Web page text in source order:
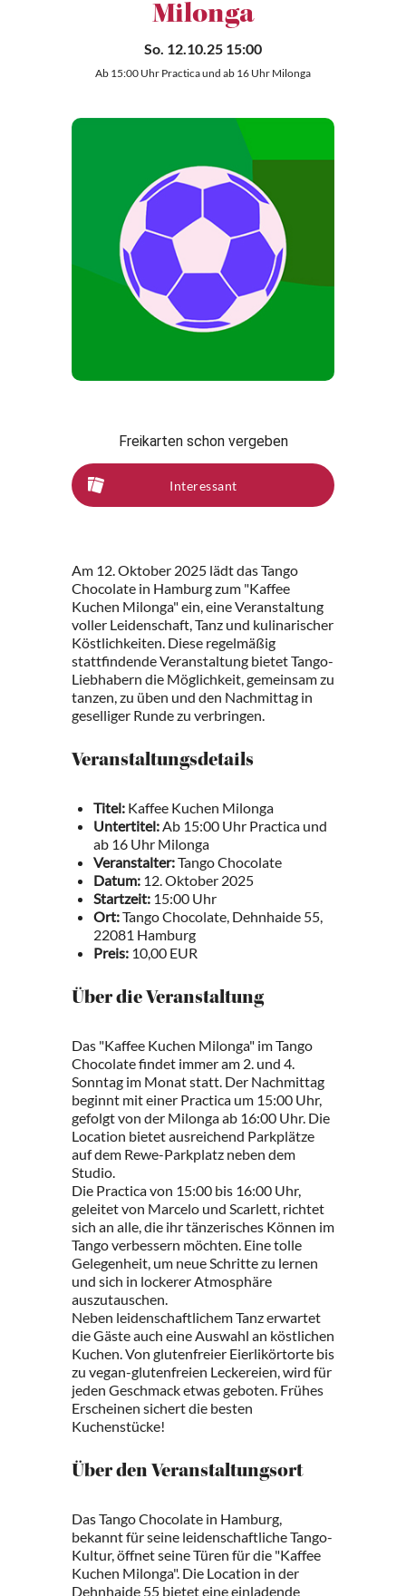
Milonga
So. 12.10.25 15:00
Ab 15:00 Uhr Practica und ab 16 Uhr Milonga
Freikarten schon vergeben
Interessant
Am 12. Oktober 2025 lädt das Tango
Chocolate in Hamburg zum "Kaffee
Kuchen Milonga" ein, eine Veranstaltung
voller Leidenschaft, Tanz und kulinarischer
Köstlichkeiten. Diese regelmäßig
stattfindende Veranstaltung bietet Tango-
Liebhabern die Möglichkeit, gemeinsam zu
tanzen, zu üben und den Nachmittag in
geselliger Runde zu verbringen.
Veranstaltungsdetails
Titel: Kaffee Kuchen Milonga
Untertitel:Ab 15:00 Uhr Practica und
ab 16 Uhr Milonga
Veranstalter:Tango Chocolate
Datum: 12. Oktober 2025
Startzeit: 15:00 Uhr
Ort:Tango Chocolate, Dehnhaide 55,
22081 Hamburg
Preis: 10,00 EUR
Über die Veranstaltung
Das "Kaffee Kuchen Milonga" im Tango
Chocolate findet immer am 2. und 4.
Sonntag im Monat statt. Der Nachmittag
beginnt mit einer Practica um 15:00 Uhr,
gefolgt von der Milonga ab 16:00 Uhr. Die
Location bietet ausreichend Parkplätze
auf dem Rewe-Parkplatz neben dem
Studio.
Die Practica von 15:00 bis 16:00 Uhr,
geleitet von Marcelo und Scarlett, richtet
sich an alle, die ihr tänzerisches Können im
Tango verbessern möchten. Eine tolle
Gelegenheit, um neue Schritte zu lernen
und sich in lockerer Atmosphäre
auszutauschen.
Neben leidenschaftlichem Tanz erwartet
die Gäste auch eine Auswahl an köstlichen
Kuchen. Von glutenfreier Eierlikörtorte bis
zu vegan-glutenfreien Leckereien, wird für
jeden Geschmack etwas geboten. Frühes
Erscheinen sichert die besten
Kuchenstücke!
Über den Veranstaltungsort
Das Tango Chocolate in Hamburg,
bekannt für seine leidenschaftliche Tango-
Kultur, öffnet seine Türen für die "Kaffee
Kuchen Milonga". Die Location in der
Dehnhaide 55 bietet eine einladende